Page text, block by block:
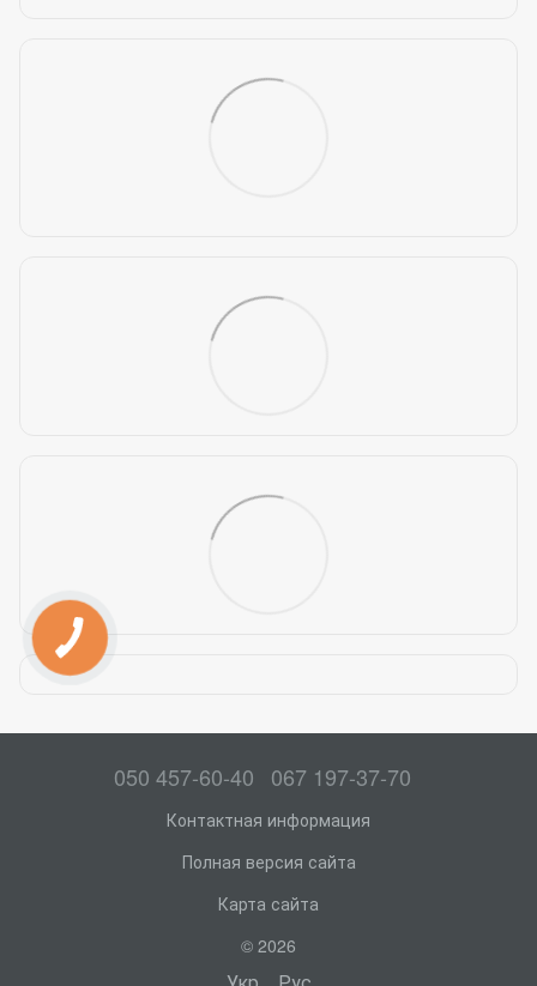
050 457-60-40 067 197-37-70
Контактная информация
Полная версия сайта
Карта сайта
© 2026